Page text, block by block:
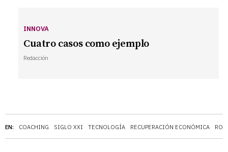
EN: COACHING SIGLO XXI TECNOLOGÍA RECUPERACIÓN ECONÓMICA
INNOVA
Cuatro casos como ejemplo
Redacción